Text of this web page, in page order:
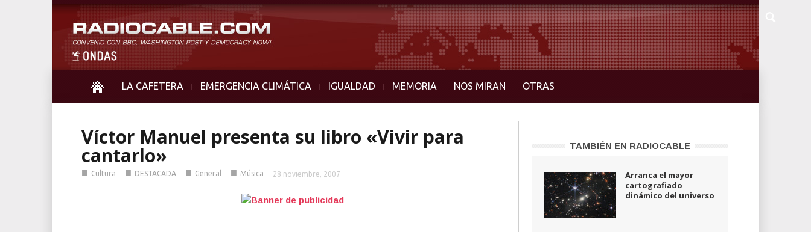
LA CAFETERA EMERGENCIA CLIMÁTICA IGUALDAD MEMORIA NOS MIRAN OTRAS
Víctor Manuel presenta su libro «Vivir para
cantarlo»
■ Cultura ■ DESTACADA ■ General ■ Música 28 noviembre, 2007
TAMBIÉN EN RADIOCABLE
Arranca el mayor
cartografiado
dinámico del universo